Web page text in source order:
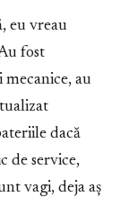
eu vreau
fost
au
dacă
de service,
vagi, deja aș